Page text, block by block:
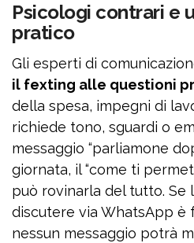
Psicologi contrari e
pratico
Gli esperti di
il fexting alle questioni
della spesa, impegni di
richiede tono, sguardi o
messaggio “parliamone
giornata, il “come ti
può rovinarla del tutto. Se
discutere via WhatsApp è
nessun messaggio potrà